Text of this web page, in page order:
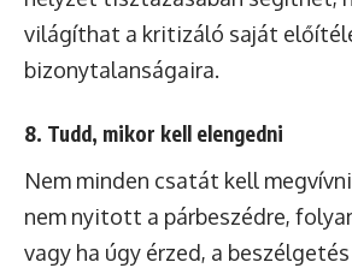
világíthat a kritizáló saját
bizonytalanságaira.
8. Tudd, mikor kell elengedni
Nem minden csatát kell
nem nyitott a párbeszédre,
vagy ha úgy érzed, a